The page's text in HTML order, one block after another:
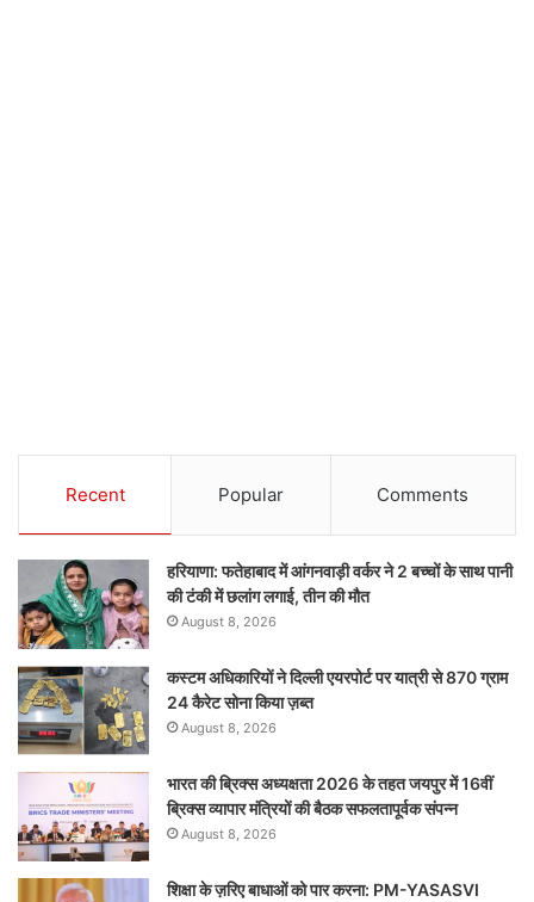
Recent Popular Comments
हरियाणा: फतेहाबाद में आंगनवाड़ी वर्कर ने 2 बच्चों के साथ पानी
की टंकी में छलांग लगाई, तीन की मौत
August 8, 2026
कस्टम अधिकारियों ने दिल्ली एयरपोर्ट पर यात्री से 870 ग्राम
24 कैरेट सोना किया ज़ब्त
August 8, 2026
भारत की ब्रिक्‍स अध्यक्षता 2026 के तहत जयपुर में 16वीं
ब्रिक्‍स व्यापार मंत्रियों की बैठक सफलतापूर्वक संपन्न
August 8, 2026
शिक्षा के ज़रिए बाधाओं को पार करना: PM-YASASVI